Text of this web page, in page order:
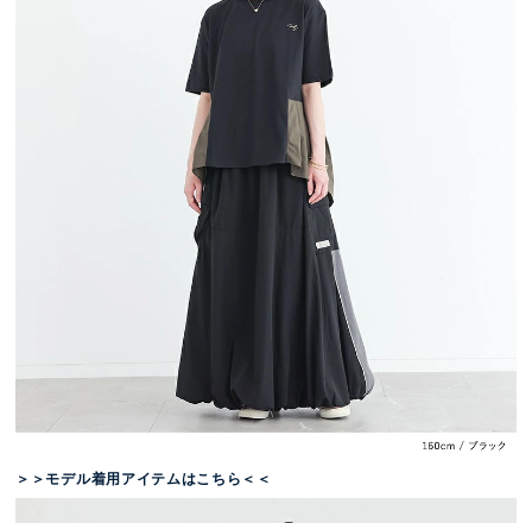
＞＞モデル着用アイテムはこちら＜＜